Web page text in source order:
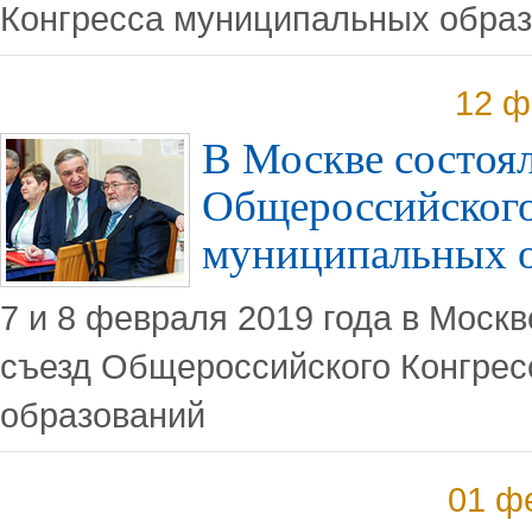
Конгресса муниципальных
12
В Москве
муниципальных
7 и 8 февраля 2019 года в
съезд Общероссийского
образований
01